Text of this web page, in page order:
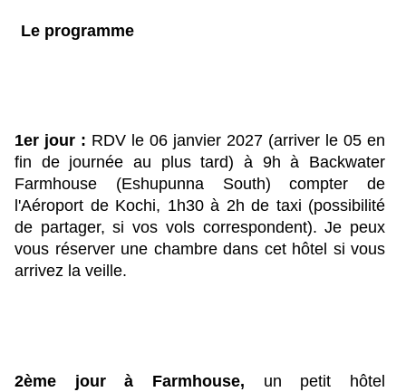
Le programme
1er jour : RDV le 06 janvier 2027 (arriver le 05 en
fin de journée au plus tard) à 9h à Backwater
Farmhouse (Eshupunna South) compter de
l'Aéroport de Kochi, 1h30 à 2h de taxi (possibilité
de partager, si vos vols correspondent). Je peux
vous réserver une chambre dans cet hôtel si vous
arrivez la veille.
2ème jour à Farmhouse, un petit hôtel